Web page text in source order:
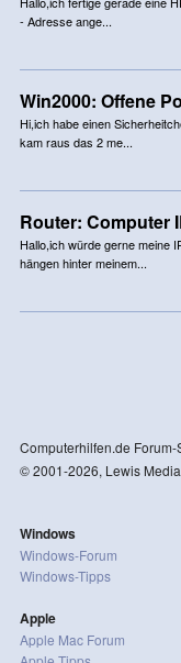
- Adresse ange...
Win2000: Offene
Hi,ich habe einen
kam raus das 2 me...
Router: Computer
Hallo,ich würde gerne meine
hängen hinter meinem...
Computerhilfen.de Forum-
© 2001-2026, Lewis
Windows
Windows-Forum
Windows-Tipps
Apple
Apple Mac Forum